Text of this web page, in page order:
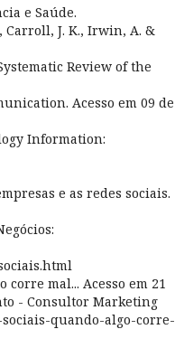
e Saúde.
Carroll, J. K., Irwin, A. &
Review of the
Acesso em 09 de
Information:
e as redes sociais.
corre mal... Acesso em 21
- Consultor Marketing
quando-algo-corre-